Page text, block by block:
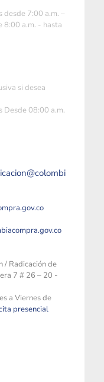
desde 7:00 a.m. –
8:00 a.m. - hasta
si desea
Desde 08:00 a.m.
/ Radicación de
7 # 26 – 20 -
a Viernes de
presencial